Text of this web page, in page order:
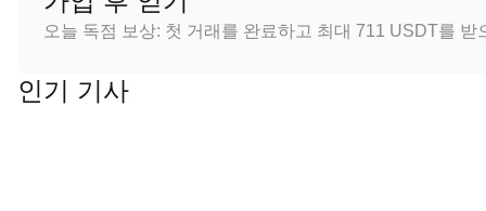
오늘 독점 보상: 첫 거래를 완료하고 최대 711 USDT를 받
인기 기사